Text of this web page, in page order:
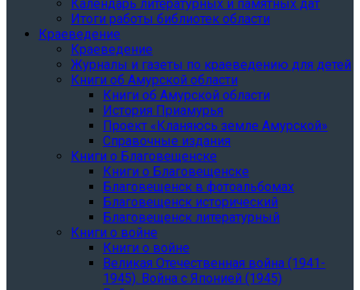
Календарь литературных и памятных дат
Итоги работы библиотек области
Краеведение
Краеведение
Журналы и газеты по краеведению для детей
Книги об Амурской области
Книги об Амурской области
История Приамурья
Проект «Кланяюсь земле Амурской»
Справочные издания
Книги о Благовещенске
Книги о Благовещенске
Благовещенск в фотоальбомах
Благовещенск исторический
Благовещенск литературный
Книги о войне
Книги о войне
Великая Отечественная война (1941-
1945). Война с Японией (1945)